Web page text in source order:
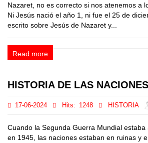
Nazaret, no es correcto si nos atenemos a
Ni Jesús nació el año 1, ni fue el 25 de
escrito sobre Jesús de Nazaret y...
Read more
HISTORIA DE LAS
17-06-2024 Hits: 1248 HISTORIA
Cuando la Segunda Guerra Mundial
en 1945, las naciones estaban en ruinas y